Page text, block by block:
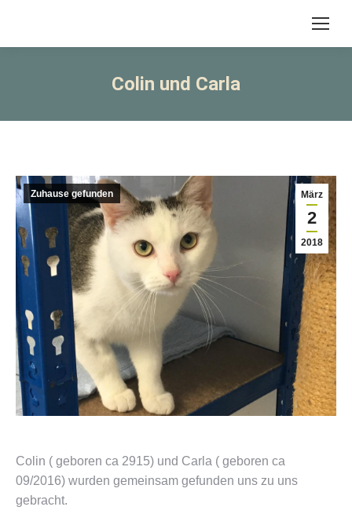
Colin und Carla
März
2
2018
Zuhause gefunden
Colin ( geboren ca 2915) und Carla ( geboren ca
09/2016) wurden gemeinsam gefunden uns zu uns
gebracht.